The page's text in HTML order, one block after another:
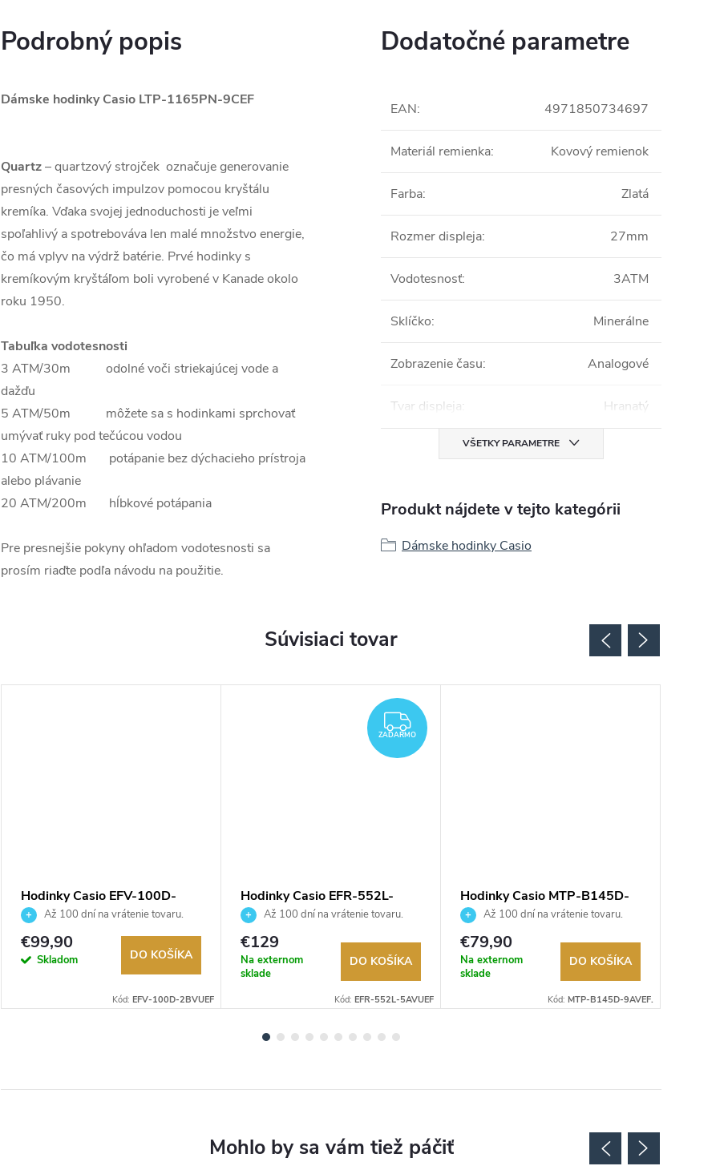
Podrobný popis
Dámske hodinky Casio LTP-1165PN-9CEF
Quartz– quartzový strojček označuje generovanie
presných časových impulzov pomocou kryštálu
kremíka. Vďaka svojej jednoduchosti je veľmi
spoľahlivý a spotrebováva len malé množstvo energie,
čo má vplyv na výdrž batérie. Prvé hodinky s
kremíkovým kryštáľom boli vyrobené v Kanade okolo
roku 1950.
Tabuľka vodotesnosti
3 ATM/30m odolné voči striekajúcej vode a
dažďu
5 ATM/50m môžete sa s hodinkami sprchovať
umývať ruky pod tečúcou vodou
10 ATM/100m potápanie bez dýchacieho prístroja
alebo plávanie
20 ATM/200m hĺbkové potápania
Pre presnejšie pokyny ohľadom vodotesnosti sa
prosím riaďte podľa návodu na použitie.
Dodatočné parametre
EAN: 4971850734697
Materiál remienka: Kovový remienok
Farba: Zlatá
Rozmer displeja: 27mm
Vodotesnosť: 3ATM
Sklíčko: Minerálne
Zobrazenie času: Analogové
Tvar displeja: Hranatý
VŠETKY PARAMETRE
Produkt nájdete v tejto kategórii
Dámske hodinky Casio
Súvisiaci tovar
Hodinky Casio EFV-100D-
2BVUEFAž 100 dní na vrátenie tovaru.
Autorizovaný predajca.
€99,90
Skladom DO KOŠÍKA
Kód: EFV-100D-2BVUEF
ZADARMO
ZADARMO
Hodinky Casio EFR-552L-
5AVUEFAž 100 dní na vrátenie tovaru.
Autorizovaný predajca.
€129
Na externom
sklade
DO KOŠÍKA
Kód: EFR-552L-5AVUEF
Hodinky Casio MTP-B145D-
9AVEFAž 100 dní na vrátenie tovaru.
Autorizovaný predajca.
€79,90
Na externom
sklade
DO KOŠÍKA
Kód: MTP-B145D-9AVEF.